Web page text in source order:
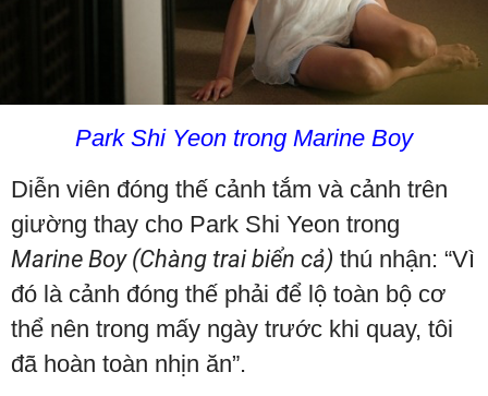
Park Shi Yeon trong Marine Boy
Diễn viên đóng thế cảnh tắm và cảnh trên
giường thay cho Park Shi Yeon trong
Marine Boy (Chàng trai biển cả) thú nhận: “Vì
đó là cảnh đóng thế phải để lộ toàn bộ cơ
thể nên trong mấy ngày trước khi quay, tôi
đã hoàn toàn nhịn ăn”.